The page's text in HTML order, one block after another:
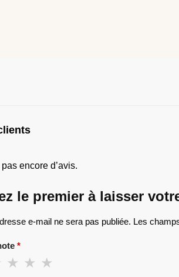
pas encore d’avis.
le premier à laisser
e-mail ne sera pas publiée. Les
*